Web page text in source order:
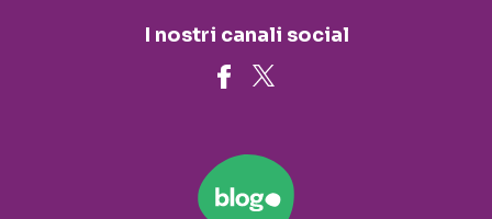
I nostri canali social